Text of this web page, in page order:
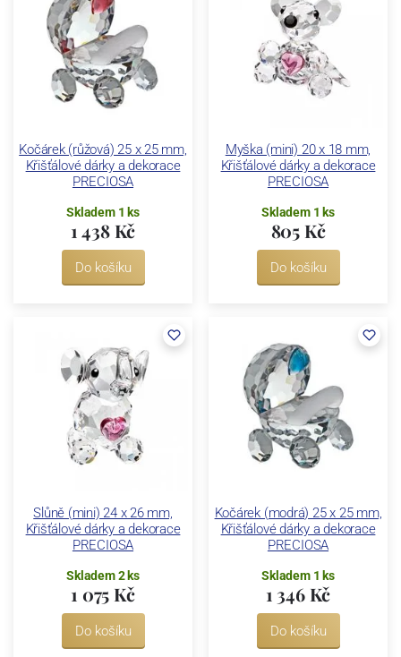
Kočárek (růžová) 25 x 25 mm,
Křišťálové dárky a dekorace
PRECIOSA
Skladem 1 ks
1 438 Kč
Do košíku
Myška (mini) 20 x 18 mm,
Křišťálové dárky a dekorace
PRECIOSA
Skladem 1 ks
805 Kč
Do košíku
Slůně (mini) 24 x 26 mm,
Křišťálové dárky a dekorace
PRECIOSA
Skladem 2 ks
1 075 Kč
Do košíku
Kočárek (modrá) 25 x 25 mm,
Křišťálové dárky a dekorace
PRECIOSA
Skladem 1 ks
1 346 Kč
Do košíku